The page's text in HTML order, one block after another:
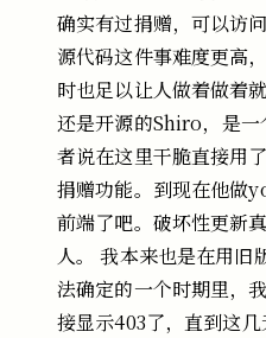
确实有过捐赠，可以访
源代码这件事难度更高
时也足以让人做着做着
还是开源的Shiro，是一
者说在这里干脆直接用
捐赠功能。到现在他做
前端了吧。破坏性更新
人。
我本来也是在用旧
法确定的一个时期里，
接显示403了，直到这